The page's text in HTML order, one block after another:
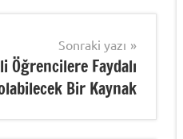
Sonraki yazı
Faydalı
Bir Kaynak